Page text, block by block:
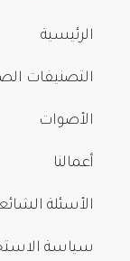
الرئيسية
التصنيفات
الأصوات
أعمالنا
الأسئلة
سياسة